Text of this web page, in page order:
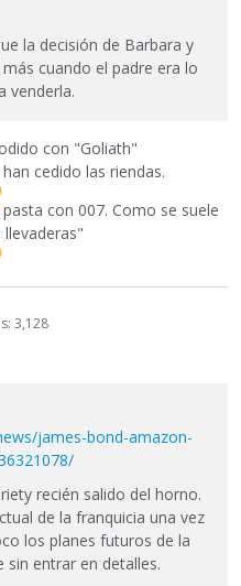
la decisión de Barbara y
cuando el padre era lo
venderla.
con "Goliath"
cedido las riendas.
con 007. Como se suele
3,128
james-bond-amazon-
recién salido del horno.
de la franquicia una vez
los planes futuros de la
entrar en detalles.